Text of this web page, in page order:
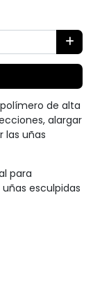
de alta
alargar
las uñas
para
esculpidas